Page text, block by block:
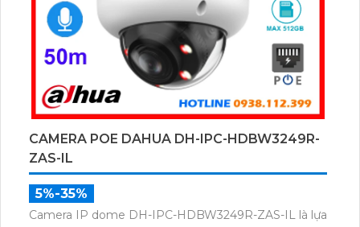
CAMERA POE DAHUA DH-IPC-HDBW3249R-
ZAS-IL
5%-35%
Camera IP dome DH-IPC-HDBW3249R-ZAS-IL là lựa